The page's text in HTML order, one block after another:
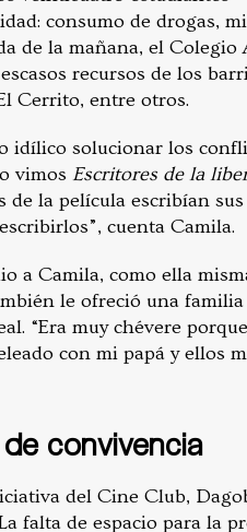
consumo de drogas,
de la mañana, el Colegio
recursos de los
Cerrito, entre otros.
idílico solucionar los
vimos Escritores de la
de la película escribían
cuenta Camila.
a Camila, como ella
le ofreció una
“Era muy chévere
con mi papá y ellos
convivencia
del Cine Club,
falta de espacio para la